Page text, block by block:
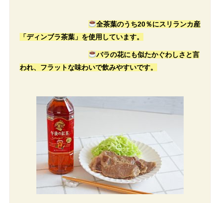
全茶葉のうち20％にスリランカ産
「ディンブラ茶葉」を使用しています。
バラの花にも似たかぐわしさと言
われ、フラットな味わいで飲みやすいです。